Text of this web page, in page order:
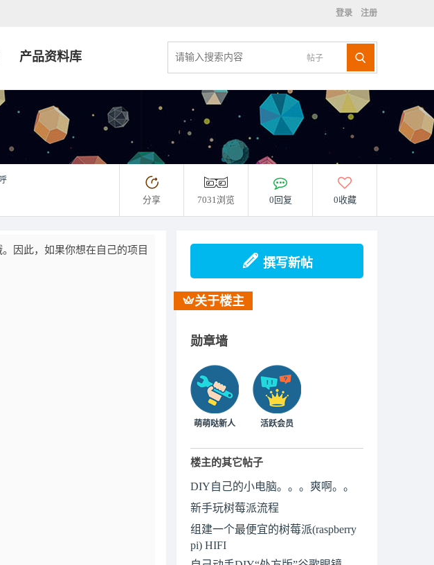
登录 注册
帖子
产品资料库
分享 7031浏览 0回复 0收藏
因此，如果你想在自己的项目
撰写新帖
关于楼主
勋章墙
萌萌哒新人 活跃会员
楼主的其它帖子
DIY自己的小电脑。。。爽啊。。
新手玩树莓派流程
组建一个最便宜的树莓派(raspberry
pi) HIFI